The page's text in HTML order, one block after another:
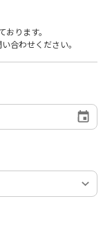
ります。
合わせください。